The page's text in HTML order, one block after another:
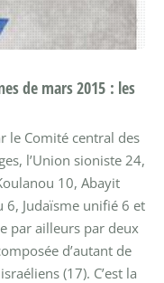
de mars 2015 : les
le Comité central des
l’Union sioniste 24,
10, Abayit
6, Judaïsme unifié 6 et
par ailleurs par deux
d’autant de
(17). C’est la